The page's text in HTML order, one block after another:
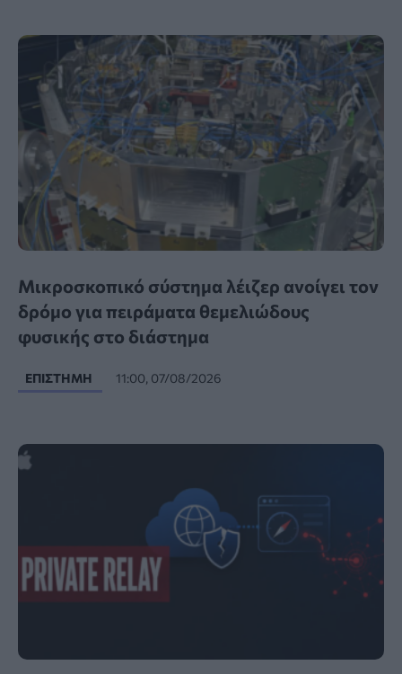
Μικροσκοπικό σύστημα λέιζερ ανοίγει τον
δρόμο για πειράματα θεμελιώδους
φυσικής στο διάστημα
ΕΠΙΣΤΉΜΗ 11:00, 07/08/2026